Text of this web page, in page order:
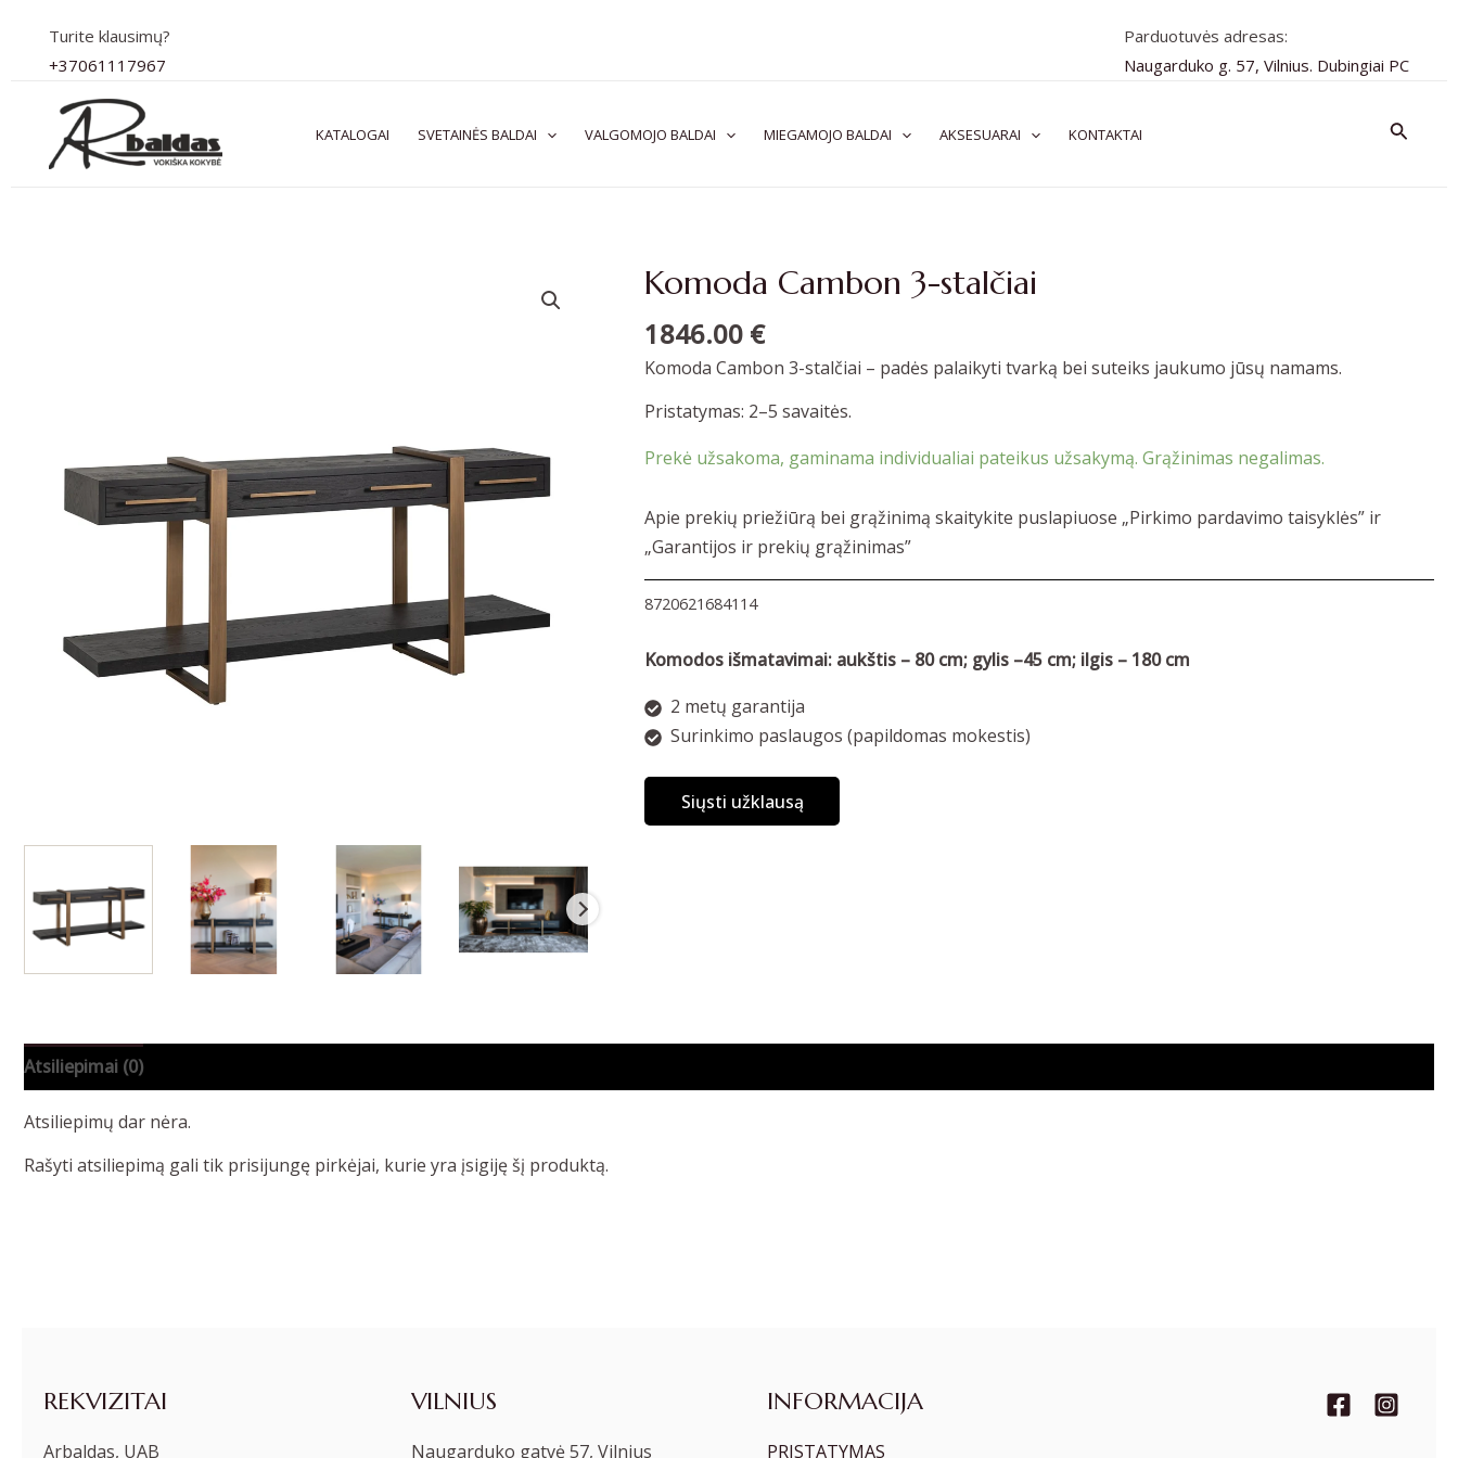
turinio
Turite klausimų?
+37061117967
Parduotuvės adresas:
Naugarduko g. 57, Vilnius. Dubingiai PC
KATALOGAI SVETAINĖS BALDAI VALGOMOJO BALDAI MIEGAMOJO BALDAI AKSESUARAI KONTAKTAI Paieška
Komoda Cambon 3-stalčiai
1846.00 €
Komoda Cambon 3-stalčiai – padės palaikyti tvarką bei suteiks jaukumo jūsų namams.
Pristatymas: 2–5 savaitės.
Prekė užsakoma, gaminama individualiai pateikus užsakymą. Grąžinimas negalimas.
Minus
Plus
Apie prekių priežiūrą bei grąžinimą skaitykite puslapiuose „Pirkimo pardavimo taisyklės” ir
„Garantijos ir prekių grąžinimas”
8720621684114
Komodos išmatavimai: aukštis – 80 cm; gylis –45 cm; ilgis – 180 cm
2 metų garantija
Surinkimo paslaugos (papildomas mokestis)
Siųsti užklausą
Atsiliepimai (0)
Atsiliepimų dar nėra.
Rašyti atsiliepimą gali tik prisijungę pirkėjai, kurie yra įsigiję šį produktą.
REKVIZITAI
Arbaldas, UAB
VILNIUS
Naugarduko gatvė 57, Vilnius
INFORMACIJA
PRISTATYMAS